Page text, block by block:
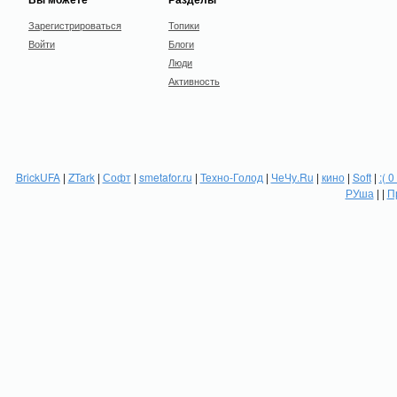
Зарегистрироваться
Войти
Топики
Блоги
Люди
Активность
BrickUFA| ZTark| Софт| smetafor.ru | Техно-Голод | ЧеЧу.Ru | кино| Soft| :(
РУша | |